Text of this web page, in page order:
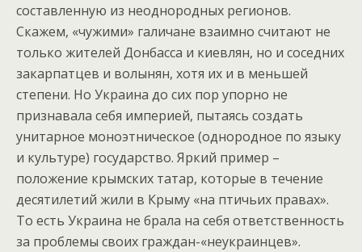
составленную из неоднородных регионов.
Скажем, «чужими» галичане взаимно считают не
только жителей Донбасса и киевлян, но и соседних
закарпатцев и волынян, хотя их и в меньшей
степени. Но Украина до сих пор упорно не
признавала себя империей, пытаясь создать
унитарное моноэтническое (однородное по языку
и культуре) государство. Яркий пример –
положение крымских татар, которые в течение
десятилетий жили в Крыму «на птичьих правах».
То есть Украина не брала на себя ответственность
за проблемы своих граждан-«неукраинцев».